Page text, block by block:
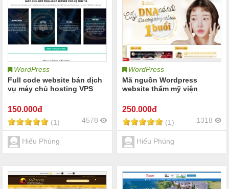
WordPress
Full code website bán dịch
vụ máy chủ hosting VPS
150.000đ
(1) 4578
Hiếu Phùng
WordPress
Mã nguồn Wordpress
website thẩm mỹ viện
250.000đ
(1) 1318
Hiếu Phùng